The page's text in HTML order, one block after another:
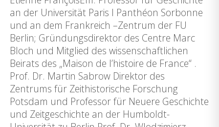
an der Universität Paris I Panthéon Sorbonne
und an dem Frankreich –Zentrum der FU
Berlin; Gründungsdirektor des Centre Marc
Bloch und Mitglied des wissenschaftlichen
Beirats des „Maison de l’histoire de France“ .
Prof. Dr. Martin Sabrow Direktor des
Zentrums für Zeithistorische Forschung
Potsdam und Professor für Neuere Geschichte
und Zeitgeschichte an der Humboldt-